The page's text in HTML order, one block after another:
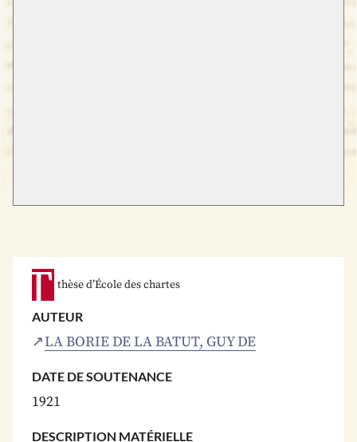
thèse d’École des chartes
AUTEUR
LA BORIE DE LA BATUT, GUY DE
DATE DE SOUTENANCE
1921
DESCRIPTION MATÉRIELLE